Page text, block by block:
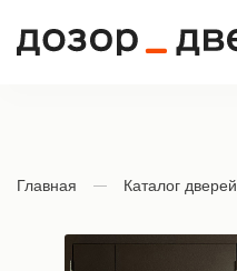
Дозор Двери
Главная Каталог дверей